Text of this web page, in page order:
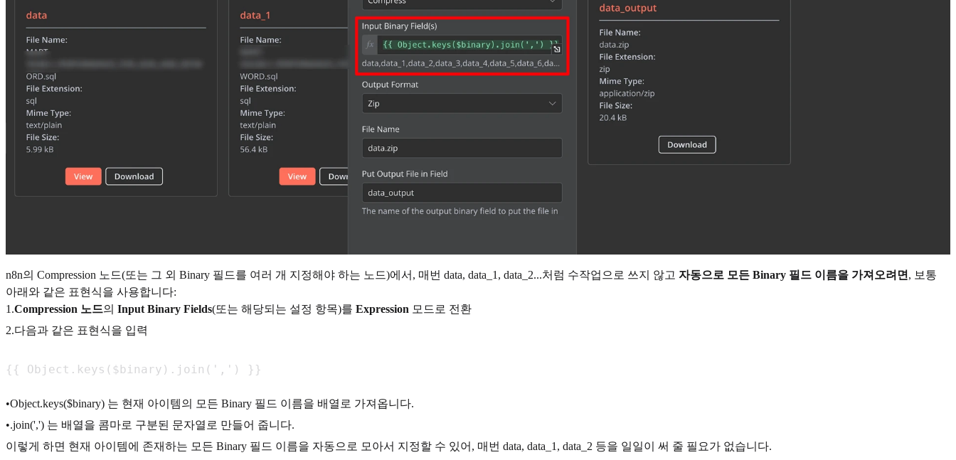
n8n의 Compression 노드(또는 그 외 Binary 필드를 여러 개 지정해야 하는 노드)에서, 매번 data, data_1, data_2...처럼 수작업으로 쓰지 않고 자동으로 모든 Binary 필드 이름을 가져오려면 , 보통
아래와 같은 표현식을 사용합니다:
1.Compression 노드의 Input Binary Fields(또는 해당되는 설정 항목)를 Expression 모드로 전환
2.다음과 같은 표현식을 입력
{{ Object.keys($binary).join(',') }}
•Object.keys($binary) 는 현재 아이템의 모든 Binary 필드 이름을 배열로 가져옵니다.
•.join(',') 는 배열을 콤마로 구분된 문자열로 만들어 줍니다.
이렇게 하면 현재 아이템에 존재하는 모든 Binary 필드 이름을 자동으로 모아서 지정할 수 있어, 매번 data, data_1, data_2 등을 일일이 써 줄 필요가 없습니다.